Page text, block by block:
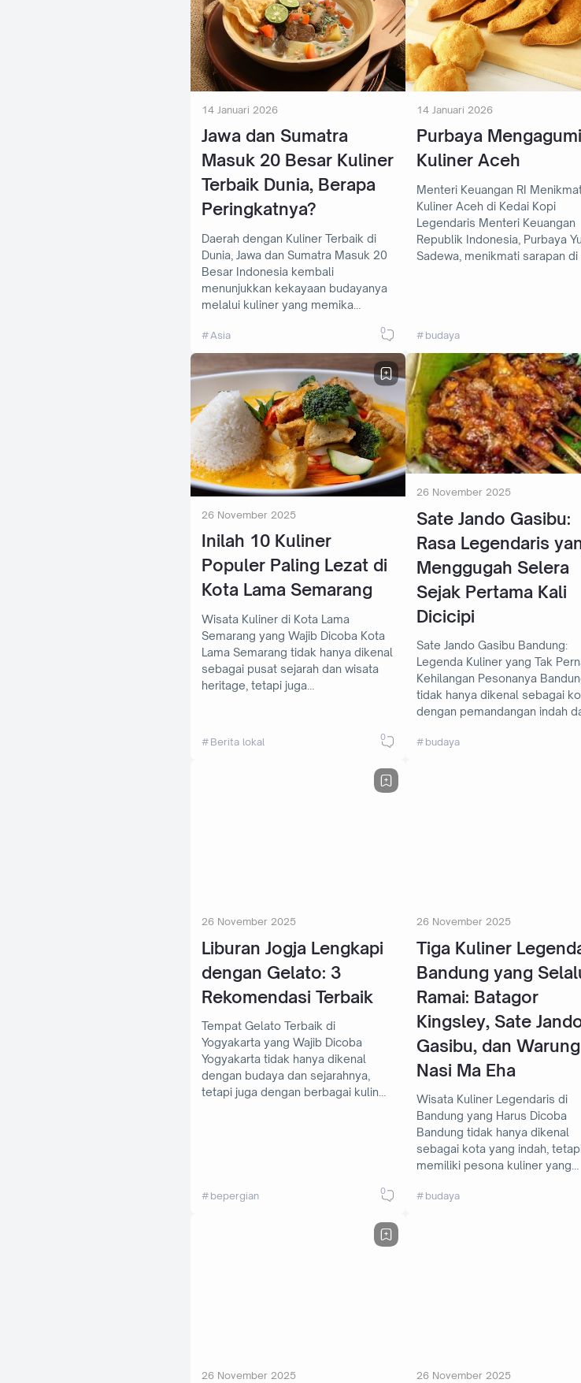
14 Januari 2026
Jawa dan Sumatra
Masuk 20 Besar Kuliner
Terbaik Dunia, Berapa
Peringkatnya?
Daerah dengan Kuliner Terbaik di
Dunia, Jawa dan Sumatra Masuk 20
Besar Indonesia kembali
menunjukkan kekayaan budayanya
melalui kuliner yang memika…
Asia 0
14 Januari 2026
Purbaya Mengagumi
Kuliner Aceh
Menteri Keuangan RI
Kuliner Aceh di Kedai Kopi
Legendaris Menteri Keuangan
Republik Indonesia, Purbaya
Sadewa, menikmati sarapan di …
budaya
26 November 2025
Inilah 10 Kuliner
Populer Paling Lezat di
Kota Lama Semarang
Wisata Kuliner di Kota Lama
Semarang yang Wajib Dicoba Kota
Lama Semarang tidak hanya dikenal
sebagai pusat sejarah dan wisata
heritage, tetapi juga…
Berita lokal 0
26 November 2025
Sate Jando Gasibu:
Rasa Legendaris
Menggugah Selera
Sejak Pertama Kali
Dicicipi
Sate Jando Gasibu Bandung:
Legenda Kuliner yang Tak
Kehilangan Pesonanya Bandung
tidak hanya dikenal sebagai
dengan pemandangan indah
budaya
26 November 2025
Liburan Jogja Lengkapi
dengan Gelato: 3
Rekomendasi Terbaik
Tempat Gelato Terbaik di
Yogyakarta yang Wajib Dicoba
Yogyakarta tidak hanya dikenal
dengan budaya dan sejarahnya,
tetapi juga dengan berbagai kulin…
bepergian 0
26 November 2025
Tiga Kuliner
Bandung yang
Ramai: Batagor
Kingsley, Sate
Gasibu, dan Warung
Nasi Ma Eha
Wisata Kuliner Legendaris di
Bandung yang Harus Dicoba
Bandung tidak hanya dikenal
sebagai kota yang indah,
memiliki pesona kuliner yang…
budaya
26 November 2025 26 November 2025